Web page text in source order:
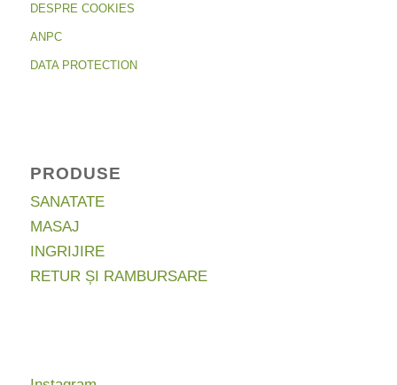
DESPRE COOKIES
ANPC
DATA PROTECTION
PRODUSE
SANATATE
MASAJ
INGRIJIRE
RETUR ȘI RAMBURSARE